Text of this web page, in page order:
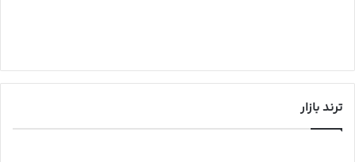
ترند بازار